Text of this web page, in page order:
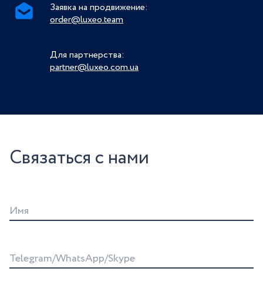
Заявка на продвижение:
order@luxeo.team
Для партнерства:
partner@luxeo.com.ua
Связаться с нами
Имя
Telegram/WhatsApp/Skype